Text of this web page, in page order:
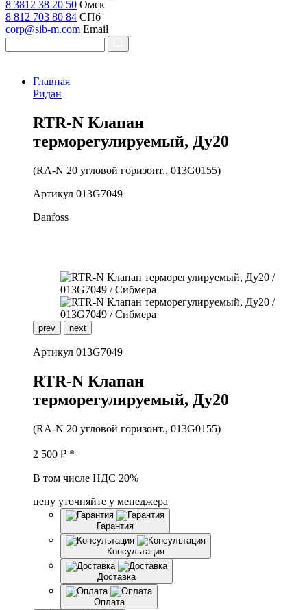
8 3812 38 20 50 Омск
8 812 703 80 84 СПб
corp@sib-m.com Email
Главная
Ридан
RTR-N Клапан
терморегулируемый, Ду20
(RA-N 20 угловой горизонт., 013G0155)
Артикул 013G7049
Danfoss
prev next
Артикул 013G7049
RTR-N Клапан
терморегулируемый, Ду20
(RA-N 20 угловой горизонт., 013G0155)
2 500 ₽ *
В том числе НДС 20%
цену уточняйте у менеджера
Гарантия
Консультация
Доставка
Оплата